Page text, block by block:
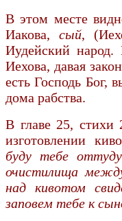
В этом месте
Иакова, сый,
Иудейский
Иехова, давая
есть Господь Бог,
дома рабства.
В главе 25, стихи
изготовлении
буду тебе
очистилища
над кивотом
заповем тебе к